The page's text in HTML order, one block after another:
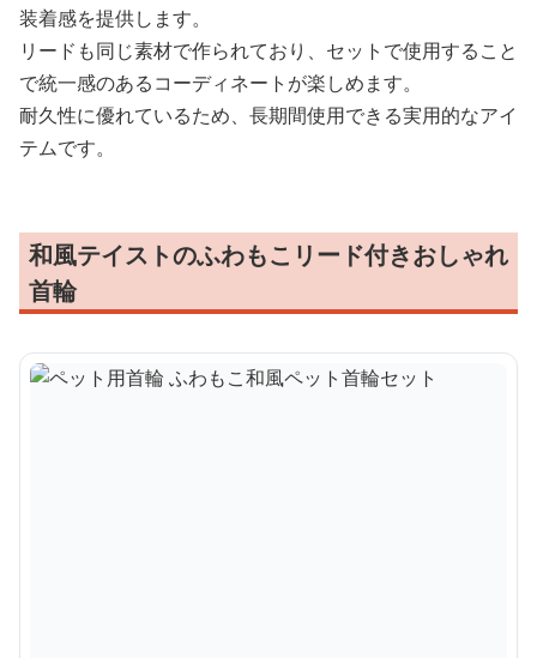
装着感を提供します。
リードも同じ素材で作られており、セットで使用すること
で統一感のあるコーディネートが楽しめます。
耐久性に優れているため、長期間使用できる実用的なアイ
テムです。
和風テイストのふわもこリード付きおしゃれ
首輪